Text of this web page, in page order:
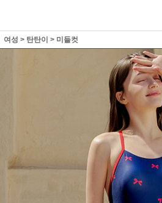
여성 > 탄탄이 > 미들컷